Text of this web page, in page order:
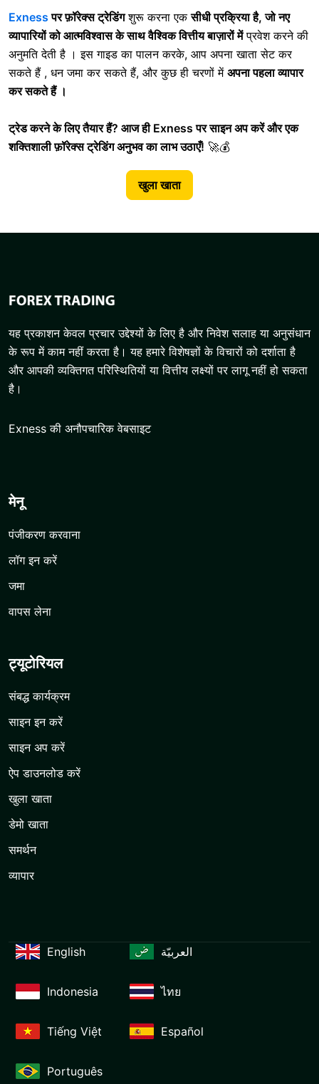
Exness पर फ़ॉरेक्स ट्रेडिंगशुरू करनाएकसीधी प्रक्रिया है, जो नए
व्यापारियों कोआत्मविश्वास के साथ वैश्विक वित्तीय बाज़ारों मेंप्रवेश करने की
अनुमति देती है । इस गाइड का पालन करके, आप अपना खाता सेट कर
सकते हैं , धन जमा कर सकते हैं, औरकुछ ही चरणों में अपना पहला व्यापार
कर सकते हैं ।
ट्रेड करने के लिए तैयार हैं? आज ही Exness पर साइन अप करें और एक
शक्तिशाली फ़ॉरेक्स ट्रेडिंग अनुभव का लाभ उठाएँ! 🚀💰
खुला खाता
यह प्रकाशन केवल प्रचार उद्देश्यों के लिए है और निवेश सलाह या अनुसंधान
के रूप में काम नहीं करता है। यह हमारे विशेषज्ञों के विचारों को दर्शाता है
और आपकी व्यक्तिगत परिस्थितियों या वित्तीय लक्ष्यों पर लागू नहीं हो सकता
है।
Exness की अनौपचारिक वेबसाइट
मेनू
पंजीकरण करवाना
लॉग इन करें
जमा
वापस लेना
ट्यूटोरियल
संबद्ध कार्यक्रम
साइन इन करें
साइन अप करें
ऐप डाउनलोड करें
खुला खाता
डेमो खाता
समर्थन
व्यापार
English العربيّة
Indonesia ไทย
Tiếng Việt Español
Português